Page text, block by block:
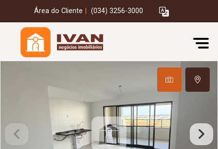
Área do Cliente (034) 3256-3000